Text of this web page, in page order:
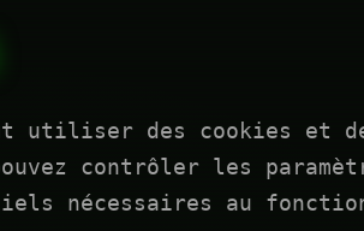
utiliser des cookies et
contrôler les
nécessaires au